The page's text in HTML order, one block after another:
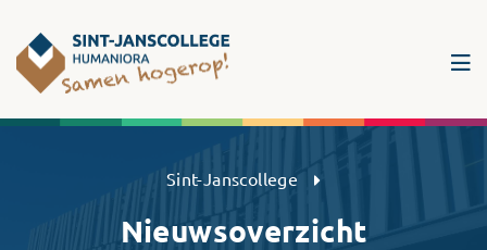
Sint-Janscollege Humaniora
Sint-Janscollege
Nieuwsoverzicht